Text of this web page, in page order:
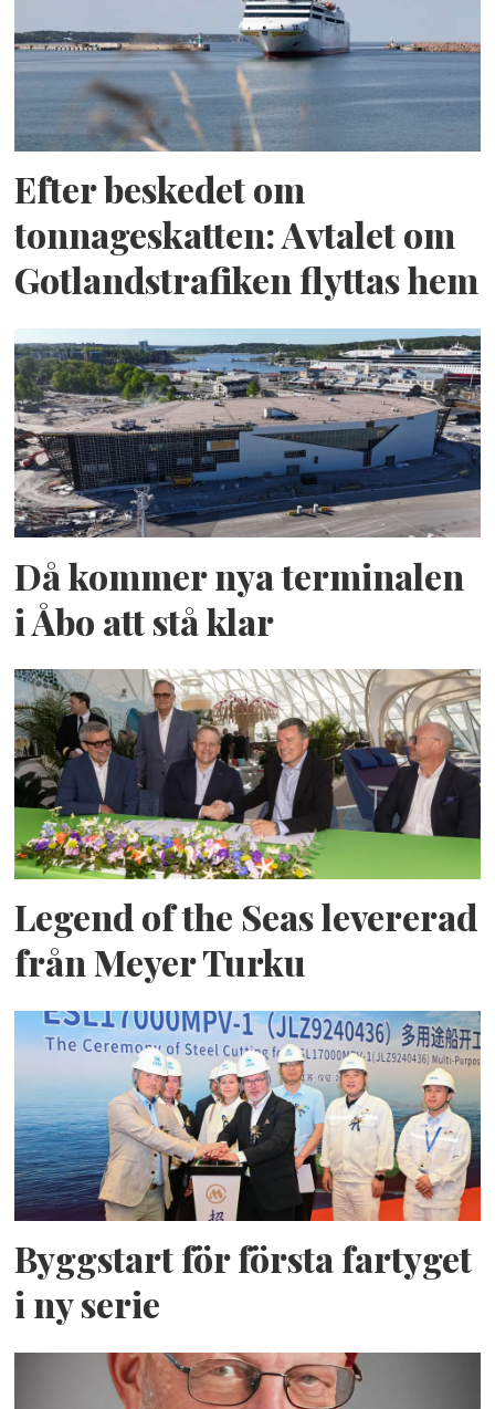
Efter beskedet om
tonnageskatten: Avtalet om
Gotlandstrafiken flyttas hem
Då kommer nya terminalen
i Åbo att stå klar
Legend of the Seas levererad
från Meyer Turku
Byggstart för första fartyget
i ny serie